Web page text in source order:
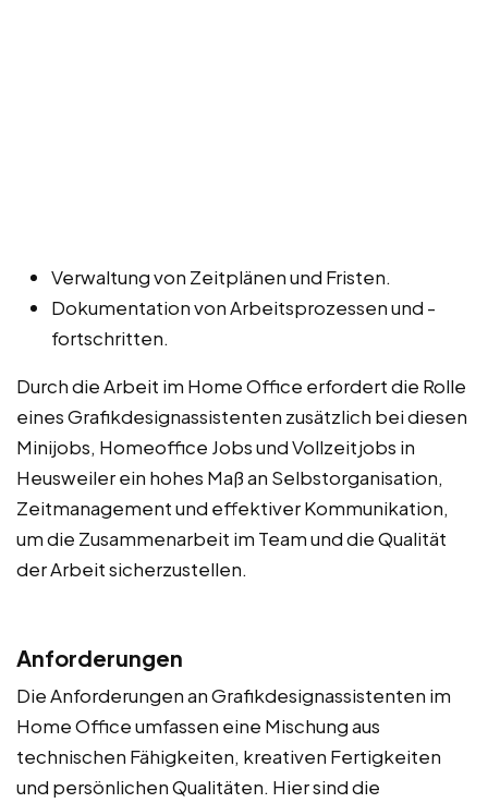
Verwaltung von Zeitplänen und Fristen.
Dokumentation von Arbeitsprozessen und -
fortschritten.
Durch die Arbeit im Home Office erfordert die Rolle
eines Grafikdesignassistenten zusätzlich bei diesen
Minijobs, Homeoffice Jobs und Vollzeitjobs in
Heusweiler ein hohes Maß an Selbstorganisation,
Zeitmanagement und effektiver Kommunikation,
um die Zusammenarbeit im Team und die Qualität
der Arbeit sicherzustellen.
Anforderungen
Die Anforderungen an Grafikdesignassistenten im
Home Office umfassen eine Mischung aus
technischen Fähigkeiten, kreativen Fertigkeiten
und persönlichen Qualitäten. Hier sind die